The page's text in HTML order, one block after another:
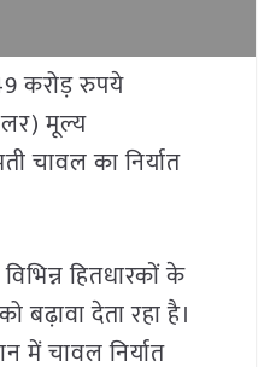
करोड़ रुपये
मूल्य
चावल का निर्यात
हितधारकों के
बढ़ावा देता रहा है।
में चावल निर्यात